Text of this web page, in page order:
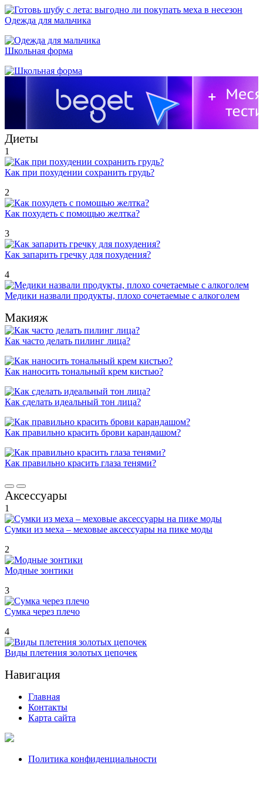
Одежда для мальчика
Школьная форма
Диеты
1
Как при похудении сохранить грудь?
2
Как похудеть с помощью желтка?
3
Как запарить гречку для похудения?
4
Медики назвали продукты, плохо сочетаемые с алкоголем
Макияж
Как часто делать пилинг лица?
Как наносить тональный крем кистью?
Как сделать идеальный тон лица?
Как правильно красить брови карандашом?
Как правильно красить глаза тенями?
Аксессуары
1
Сумки из меха – меховые аксессуары на пике моды
2
Модные зонтики
3
Сумка через плечо
4
Виды плетения золотых цепочек
Навигация
Главная
Контакты
Карта сайта
Политика конфиденциальности